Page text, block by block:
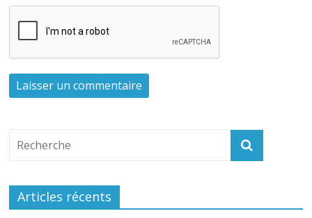
Articles récents